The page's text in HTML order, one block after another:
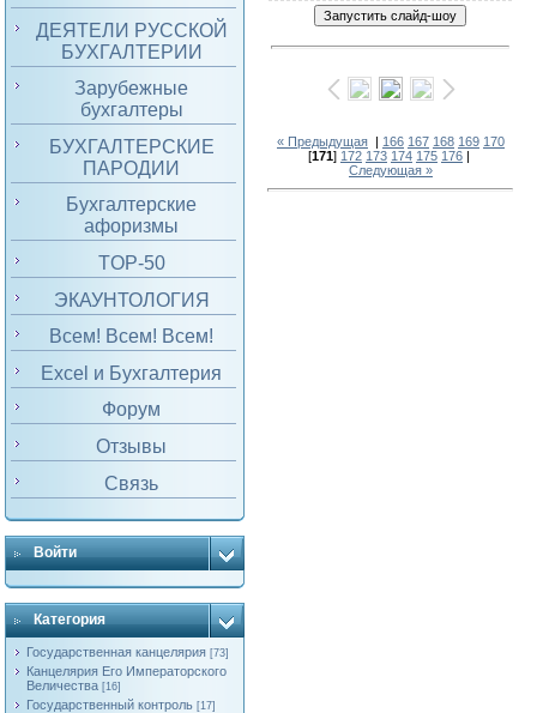
ДЕЯТЕЛИ РУССКОЙ
БУХГАЛТЕРИИ
Зарубежные
бухгалтеры
БУХГАЛТЕРСКИЕ
ПАРОДИИ
Бухгалтерские
афоризмы
TOP-50
ЭКАУНТОЛОГИЯ
Всем! Всем! Всем!
Excel и Бухгалтерия
Форум
Отзывы
Связь
Войти
Категория
Государственная канцелярия [73]
Канцелярия Его Императорского
Величества [16]
Государственный контроль [17]
« Предыдущая| 166 167 168 169 170
[171] 172 173 174 175 176|
Следующая »